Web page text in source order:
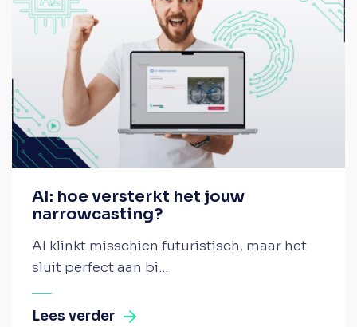
AI: hoe versterkt het jouw
narrowcasting?
AI klinkt misschien futuristisch, maar het
sluit perfect aan bi...
Lees verder